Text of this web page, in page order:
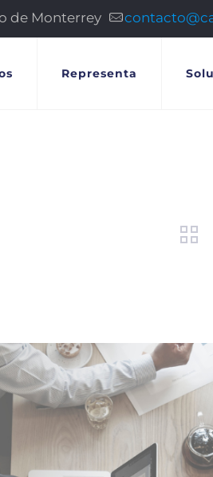
de Monterrey
Representa